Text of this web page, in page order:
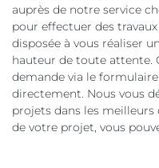
auprès de notre service
pour effectuer des
disposée à vous réaliser
hauteur de toute attente.
demande via le
directement. Nous vous
projets dans les meilleurs
de votre projet, vous